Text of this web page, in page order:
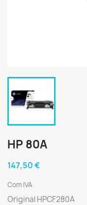
HP 80A
147,50 €
Com IVA
Original HPCF280A